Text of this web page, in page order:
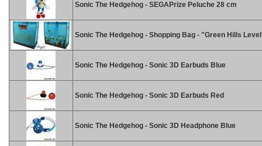
Sonic The Hedgehog - SEGAPrize Peluche 28 cm
Sonic The Hedgehog - Shopping Bag - "Green Hills
Sonic The Hedgehog - Sonic 3D Earbuds Blue
Sonic The Hedgehog - Sonic 3D Earbuds Red
Sonic The Hedgehog - Sonic 3D Headphone Blue